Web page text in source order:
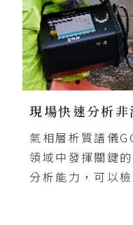
現場快速分析
氣相層析質譜儀
領域中發揮關鍵
分析能力，可以
是目前鑑識科學